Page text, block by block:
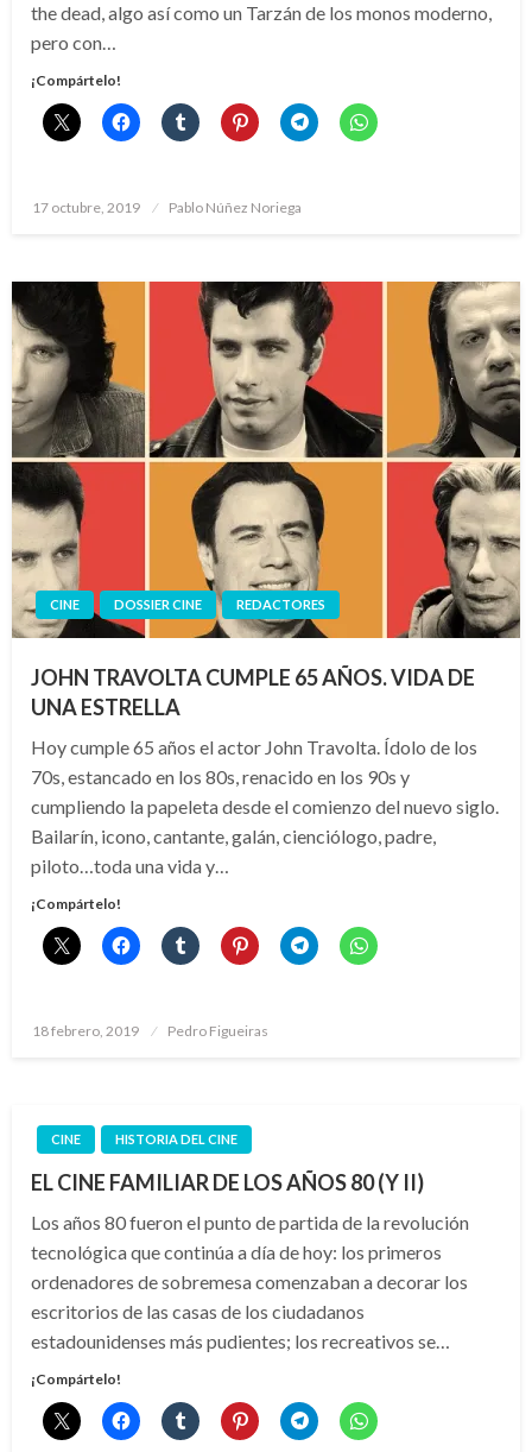
the dead, algo así como un Tarzán de los monos moderno,
pero con…
¡Compártelo!
Publicado
17 octubre, 2019 Pablo Núñez Noriega
CINE DOSSIER CINE REDACTORES
JOHN TRAVOLTA CUMPLE 65 AÑOS. VIDA DE
UNA ESTRELLA
Hoy cumple 65 años el actor John Travolta. Ídolo de los
70s, estancado en los 80s, renacido en los 90s y
cumpliendo la papeleta desde el comienzo del nuevo siglo.
Bailarín, icono, cantante, galán, cienciólogo, padre,
piloto…toda una vida y…
¡Compártelo!
Publicado
18 febrero, 2019 Pedro Figueiras
CINE HISTORIA DEL CINE
EL CINE FAMILIAR DE LOS AÑOS 80 (Y II)
Los años 80 fueron el punto de partida de la revolución
tecnológica que continúa a día de hoy: los primeros
ordenadores de sobremesa comenzaban a decorar los
escritorios de las casas de los ciudadanos
estadounidenses más pudientes; los recreativos se…
¡Compártelo!